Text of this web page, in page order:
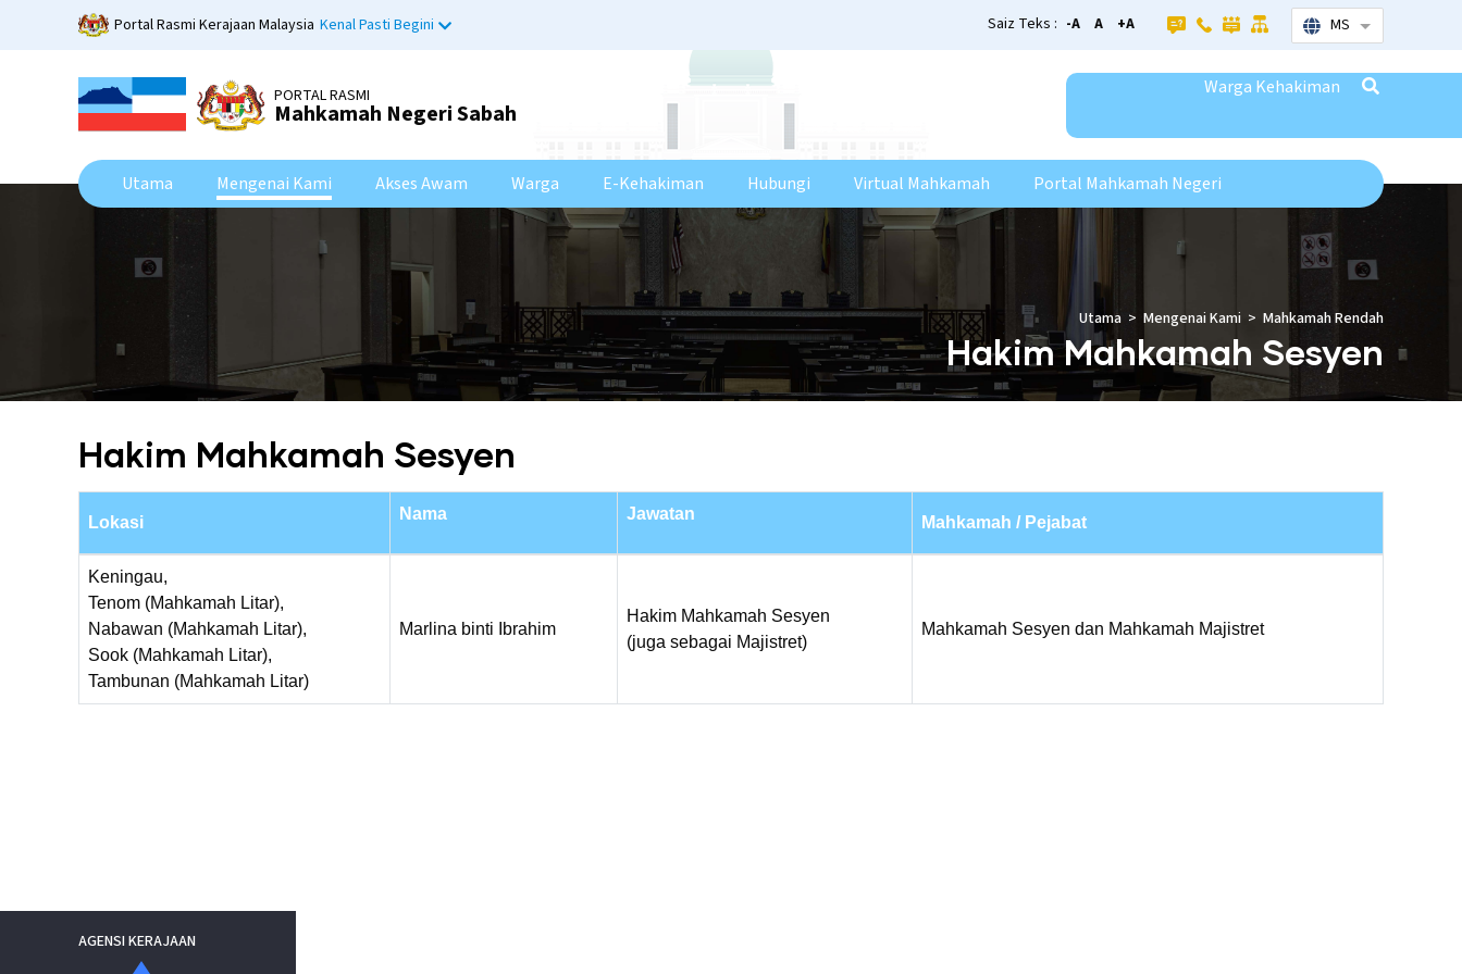
Portal Rasmi Kerajaan Malaysia Kenal Pasti Begini MS List additional
Saiz Teks : -A A +A
PORTAL RASMI
Mahkamah Negeri Sabah
Warga Kehakiman
Utama Mengenai Kami Akses Awam Warga E-Kehakiman Hubungi Virtual Mahkamah Portal Mahkamah Negeri
Hakim Mahkamah Sesyen
Utama Mengenai Kami Mahkamah Rendah
Hakim Mahkamah Sesyen
Lokasi Nama Jawatan Mahkamah / Pejabat
Keningau,
Tenom (Mahkamah Litar),
Nabawan (Mahkamah Litar),
Sook (Mahkamah Litar),
Tambunan (Mahkamah Litar)
Marlina binti Ibrahim
Hakim Mahkamah Sesyen
(juga sebagai Majistret)
Mahkamah Sesyen dan Mahkamah Majistret
AGENSI KERAJAAN